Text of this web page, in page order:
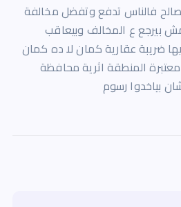
فالناس تدفع وتفضل مخالفة
بيرجع ع المخالف وبيعاقب
عقارية كمان لا ده كمان
المنطقة اثرية محافظة
بياخدوا رسوم